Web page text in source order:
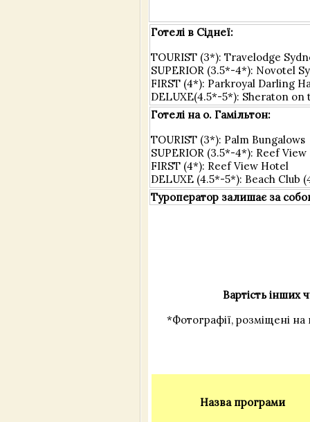
Готелі в Сіднеї:
TOURIST (3*): Travelodge
SUPERIOR (3.5*-4*): Novotel
FIRST (4*): Parkroyal Darling
DELUXE(4.5*-5*): Sheraton on
Готелі на о. Гамільтон:
TOURIST (3*): Palm Bungalows
SUPERIOR (3.5*-4*): Reef
FIRST (4*): Reef View Hotel
DELUXE (4.5*-5*): Beach Club
Туроператор залишає за
Вартість інших
*Фотографії, розміщені на
Назва програми